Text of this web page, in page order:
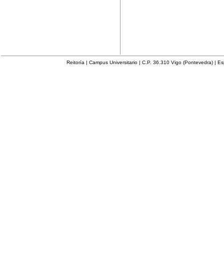
Reitoría | Campus Universitario | C.P. 36.310 Vigo (Pontevedra) |